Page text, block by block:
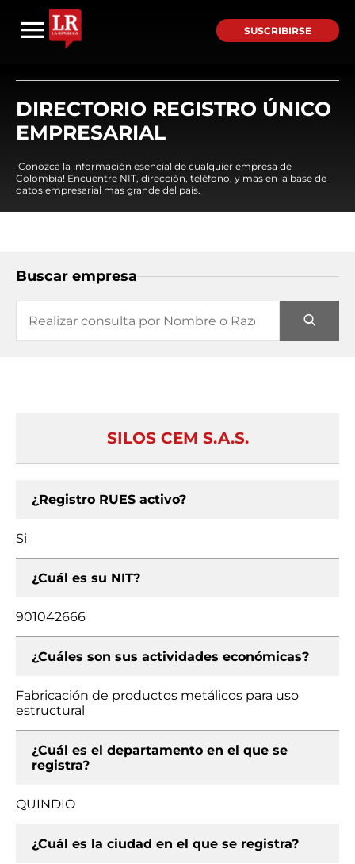
SUSCRIBIRSE
DIRECTORIO REGISTRO ÚNICO
EMPRESARIAL
¡Conozca la información esencial de cualquier empresa de
Colombia! Encuentre NIT, dirección, teléfono, y mas en la base de
datos empresarial mas grande del país.
Buscar empresa
SILOS CEM S.A.S.
¿Registro RUES activo?
Si
¿Cuál es su NIT?
901042666
¿Cuáles son sus actividades económicas?
Fabricación de productos metálicos para uso
estructural
¿Cuál es el departamento en el que se
registra?
QUINDIO
¿Cuál es la ciudad en el que se registra?